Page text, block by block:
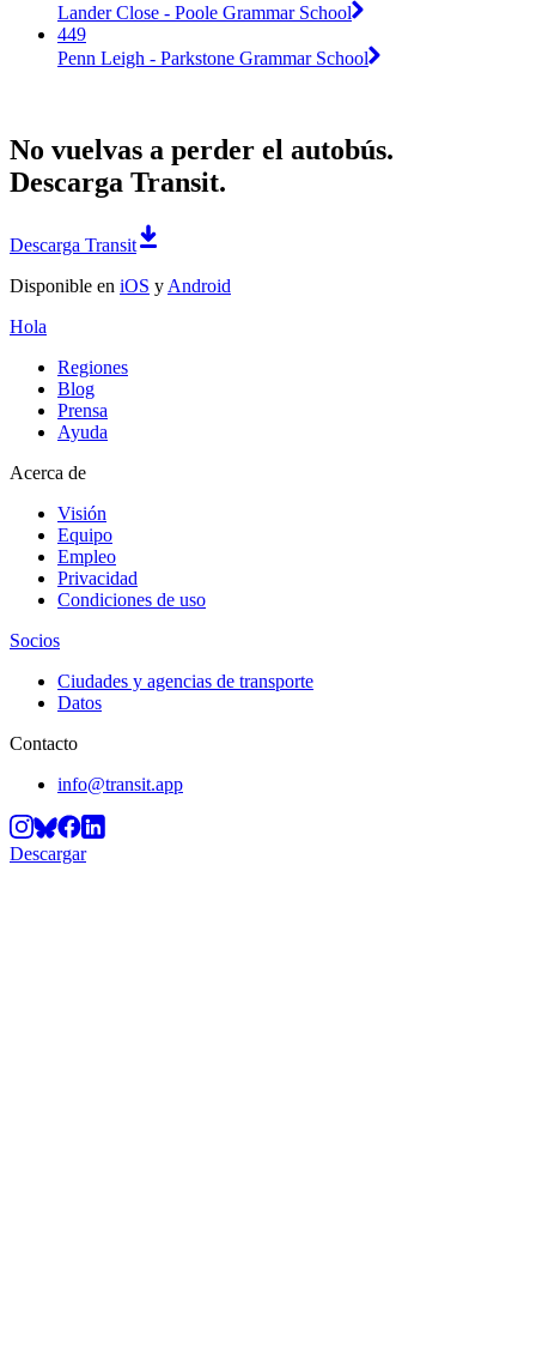
Lander Close - Poole Grammar School
449
Penn Leigh - Parkstone Grammar School
No vuelvas a perder el autobús.
Descarga Transit.
Descarga Transit
Disponible en iOS y Android
Hola
Regiones
Blog
Prensa
Ayuda
Acerca de
Visión
Equipo
Empleo
Privacidad
Condiciones de uso
Socios
Ciudades y agencias de transporte
Datos
Contacto
info@transit.app
Descargar